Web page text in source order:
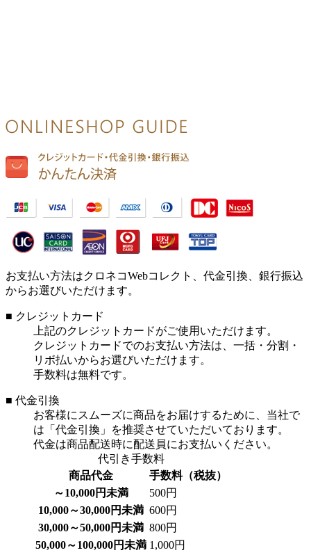
お支払い方法はクロネコWebコレクト、代金引換、銀行振込
からお選びいただけます。
■ クレジットカード
上記のクレジットカードがご使用いただけます。
クレジットカードでのお支払い方法は、一括・分割・
リボ払いからお選びいただけます。
手数料は無料です。
■ 代金引換
お客様にスムーズに商品をお届けするために、当社で
は「代金引換」を推奨させていただいております。
代金は商品配送時に配送員にお支払いください。
代引き手数料
商品代金
手数料（税抜）
～10,000円未満
500円
10,000～30,000円未満 600円
30,000～50,000円未満 800円
50,000～100,000円未満 1,000円